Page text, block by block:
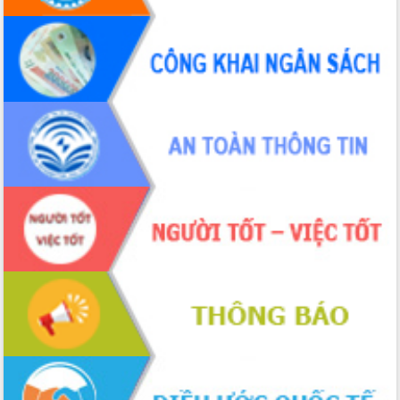
Hội thảo khoa học “Giải pháp thúc đẩy
phát triển nền kinh tế xanh tại tỉnh
Đắk Lắk”
Tăng cường giám sát, đôn đốc thực
hiện nhiệm vụ quản lý tài sản công
hàng tuần
Tháo gỡ những vướng mắc, đẩy mạnh
công tác cải cách thủ tục hành chính
tại Trung tâm Phục vụ hành chính
công tỉnh
Đắk Lắk: Tôn vinh 46 giải pháp tại Hội
thi Sáng tạo Kỹ thuật 2024 - 2025
Đắk Lắk rà soát, điều chỉnh Đề án 190
về phát triển nuôi trồng thủy sản
Phó Chủ tịch UBND tỉnh Đắk Lắk
Trương Công Thái kiểm tra thực địa
Dự án cao tốc Khánh Hòa - Buôn Ma
Thuột
Định vị cà phê Việt Nam như một “di
sản sống” trong dòng chảy toàn cầu